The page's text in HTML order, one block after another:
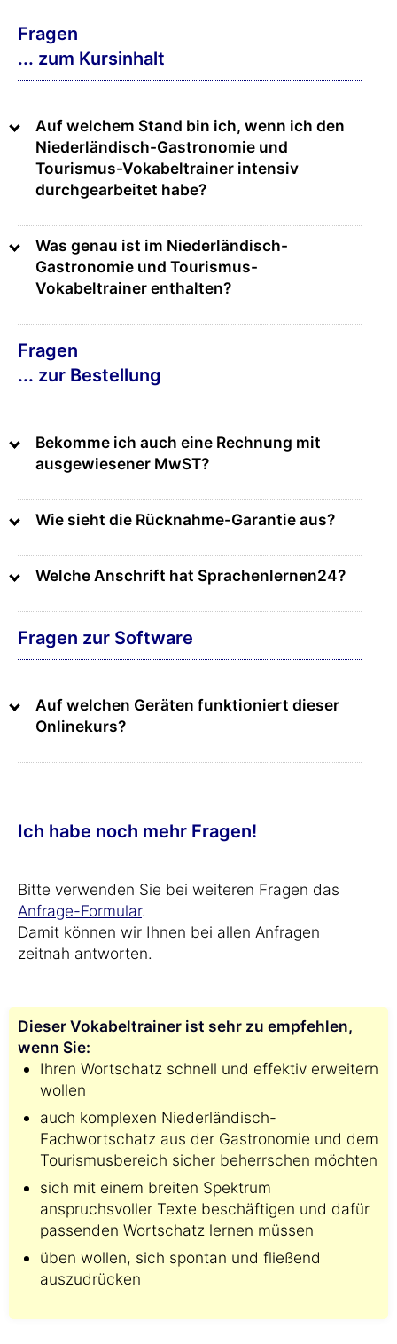
Fragen
... zum Kursinhalt
Auf welchem Stand bin ich, wenn ich den
Niederländisch-Gastronomie und
Tourismus-Vokabeltrainer intensiv
durchgearbeitet habe?
Was genau ist im Niederländisch-
Gastronomie und Tourismus-
Vokabeltrainer enthalten?
Fragen
... zur Bestellung
Bekomme ich auch eine Rechnung mit
ausgewiesener MwST?
Wie sieht die Rücknahme-Garantie aus?
Welche Anschrift hat Sprachenlernen24?
Fragen zur Software
Auf welchen Geräten funktioniert dieser
Onlinekurs?
Ich habe noch mehr Fragen!
Bitte verwenden Sie bei weiteren Fragen das
Anfrage-Formular.
Damit können wir Ihnen bei allen Anfragen
zeitnah antworten.
Dieser Vokabeltrainer ist sehr zu empfehlen,
wenn Sie:
Ihren Wortschatz schnell und effektiv erweitern
wollen
auch komplexen Niederländisch-
Fachwortschatz aus der Gastronomie und dem
Tourismusbereich sicher beherrschen möchten
sich mit einem breiten Spektrum
anspruchsvoller Texte beschäftigen und dafür
passenden Wortschatz lernen müssen
üben wollen, sich spontan und fließend
auszudrücken